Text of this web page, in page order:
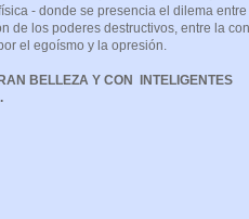
- donde se presencia el dilema
de los poderes destructivos, entre la
el egoísmo y la opresión.
BELLEZA Y CON INTELIGENTES